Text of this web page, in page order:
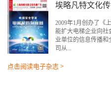
埃略凡特文化
2009年1月创办了《
能扩大电梯企业向
业单位的信息传播和
司从...
点击阅读电子杂志 >